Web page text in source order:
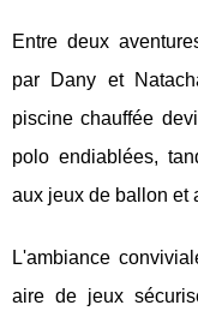
Entre deux
par Dany et
piscine chauffée
polo endiablées,
aux jeux de ballon et
L'ambiance
aire de jeux